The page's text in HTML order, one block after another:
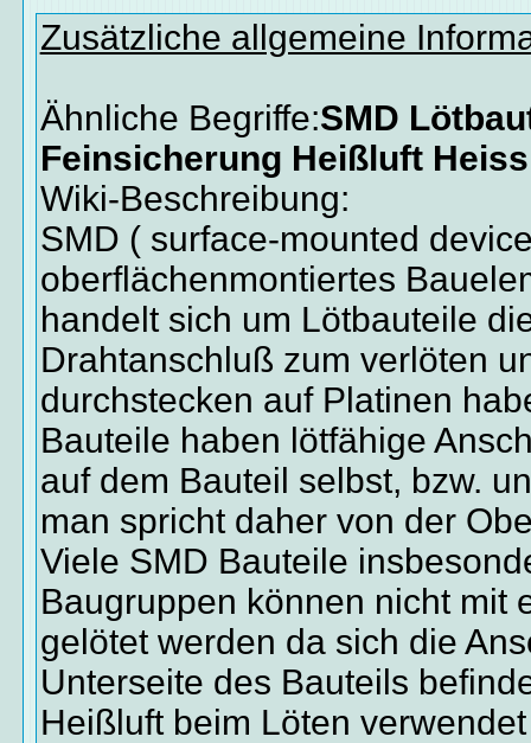
Zusätzliche allgemeine
Ähnliche Begriffe:SMD
Feinsicherung Heißluft
Wiki-Beschreibung:
SMD ( surface-mounted
oberflächenmontiertes
handelt sich um Lötbauteile
Drahtanschluß zum verlöten
durchstecken auf Platinen
Bauteile haben lötfähige
auf dem Bauteil selbst, bzw.
man spricht daher von der
Viele SMD Bauteile
Baugruppen können nicht mit
gelötet werden da sich die
Unterseite des Bauteils
Heißluft beim Löten